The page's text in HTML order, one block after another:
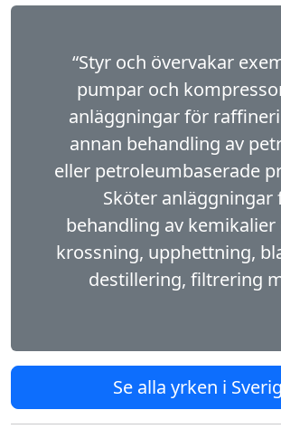
“Styr och övervakar
pumpar och
anläggningar för
annan behandling av
eller petroleumbaserade
Sköter anläggningar
behandling av kemikalier
krossning, upphettning,
destillering, filtrering
Se alla yrken i